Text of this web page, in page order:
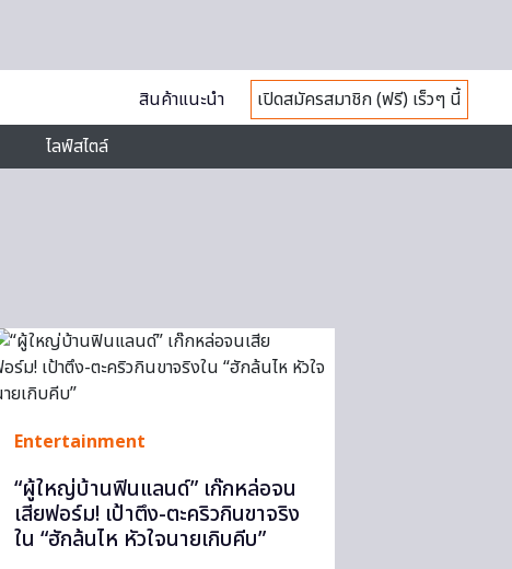
สินค้าแนะนำ
เปิดสมัครสมาชิก (ฟรี) เร็วๆ นี้
ไลฟ์สไตล์
Entertainment
“ผู้ใหญ่บ้านฟินแลนด์” เก๊กหล่อจน
เสียฟอร์ม! เป้าตึง-ตะคริวกินขาจริง
ใน “ฮักล้นไห หัวใจนายเกิบคีบ”